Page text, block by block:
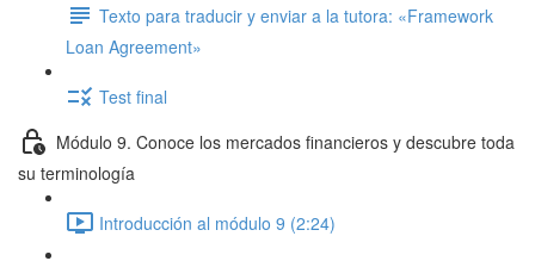
Texto para traducir y enviar a la tutora: «Framework
Loan Agreement»
Test final
Módulo 9. Conoce los mercados financieros y descubre toda
su terminología
Introducción al módulo 9 (2:24)